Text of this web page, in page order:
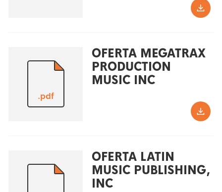
.pdf
OFERTA MEGATRAX
PRODUCTION
MUSIC INC
OFERTA LATIN
MUSIC PUBLISHING,
INC